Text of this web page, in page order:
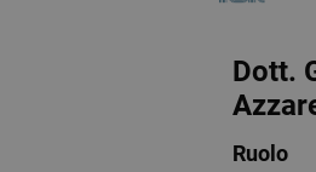
Dott.
Ruolo